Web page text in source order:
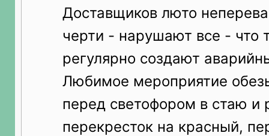
Доставщиков люто
черти - нарушают все - что
регулярно создают
Любимое мероприятие
перед светофором в стаю и
перекресток на красный,